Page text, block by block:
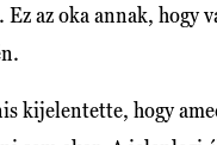
az oka annak, hogy
kijelentette, hogy